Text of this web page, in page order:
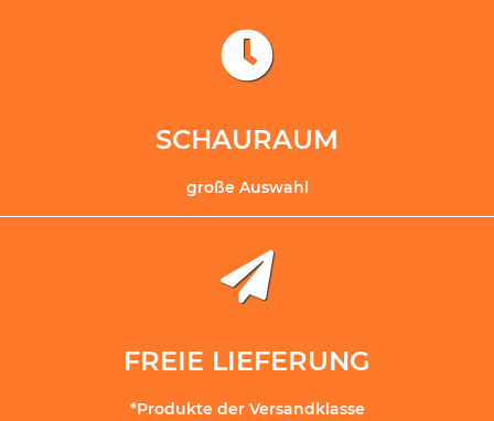
SCHAURAUM
große Auswahl
FREIE LIEFERUNG
*Produkte der Versandklasse